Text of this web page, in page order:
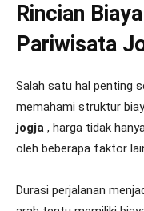
Rincian
Pariwisata
Salah satu hal penting
memahami struktur
jogja , harga tidak
oleh beberapa faktor
Durasi perjalanan